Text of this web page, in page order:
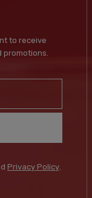
to receive
promotions.
Privacy Policy.